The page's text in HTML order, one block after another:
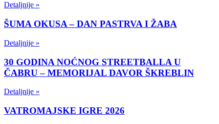
Detaljnije »
ŠUMA OKUSA – DAN PASTRVA I ŽABA
Detaljnije »
30 GODINA NOĆNOG STREETBALLA U
ČABRU – MEMORIJAL DAVOR ŠKREBLIN
Detaljnije »
VATROMAJSKE IGRE 2026